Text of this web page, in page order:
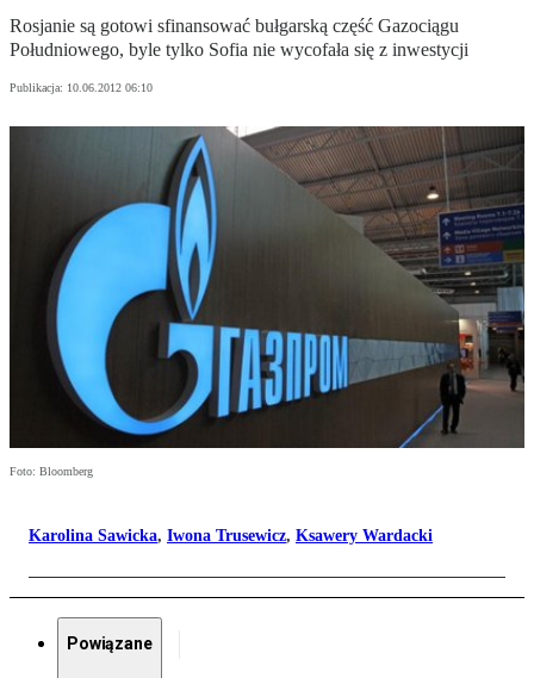
Rosjanie są gotowi sfinansować bułgarską część Gazociągu
Południowego, byle tylko Sofia nie wycofała się z inwestycji
Publikacja: 10.06.2012 06:10
Foto: Bloomberg
Karolina Sawicka, Iwona Trusewicz, Ksawery Wardacki
Powiązane